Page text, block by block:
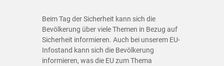
Beim Tag der Sicherheit kann sich die
Bevölkerung über viele Themen in Bezug auf
Sicherheit informieren. Auch bei unserem EU-
Infostand kann sich die Bevölkerung
informieren, was die EU zum Thema